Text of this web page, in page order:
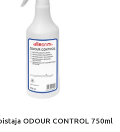
ODOUR CONTROL 750ml